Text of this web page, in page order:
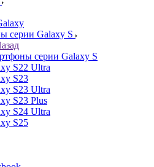
серии Galaxy S
серии Galaxy S
S22 Ultra
S23
S23 Ultra
S23 Plus
S24 Ultra
S25